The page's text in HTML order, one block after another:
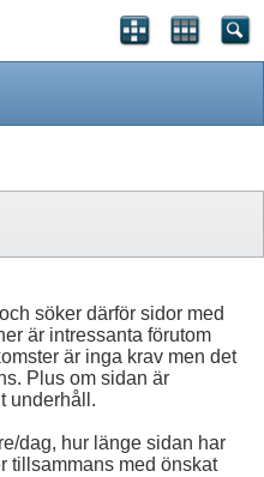
söker därför sidor med
är intressanta förutom
är inga krav men det
Plus om sidan är
underhåll.
dag, hur länge sidan har
tillsammans med önskat